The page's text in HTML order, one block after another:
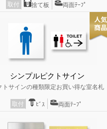
取付 捨て板 両面ﾃｰﾌﾟ
シンプルピクトサイン
トサインの種類限定お買い得な室名札
取付 ﾋﾞｽ 両面ﾃｰﾌﾟ